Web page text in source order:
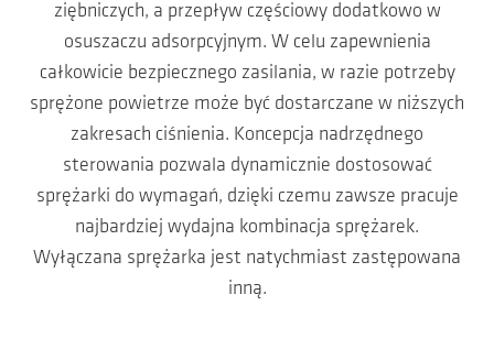
ziębniczych, a przepływ częściowy dodatkowo w
osuszaczu adsorpcyjnym. W celu zapewnienia
całkowicie bezpiecznego zasilania, w razie potrzeby
sprężone powietrze może być dostarczane w niższych
zakresach ciśnienia. Koncepcja nadrzędnego
sterowania pozwala dynamicznie dostosować
sprężarki do wymagań, dzięki czemu zawsze pracuje
najbardziej wydajna kombinacja sprężarek.
Wyłączana sprężarka jest natychmiast zastępowana
inną.